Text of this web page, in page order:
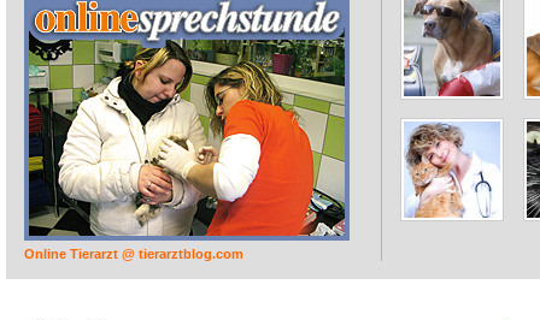
Online Tierarzt @ tierarztblog.com